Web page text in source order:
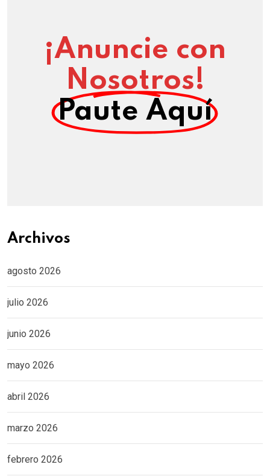
¡Anuncie con
Nosotros!
Paute Aquí
Archivos
agosto 2026
julio 2026
junio 2026
mayo 2026
abril 2026
marzo 2026
febrero 2026